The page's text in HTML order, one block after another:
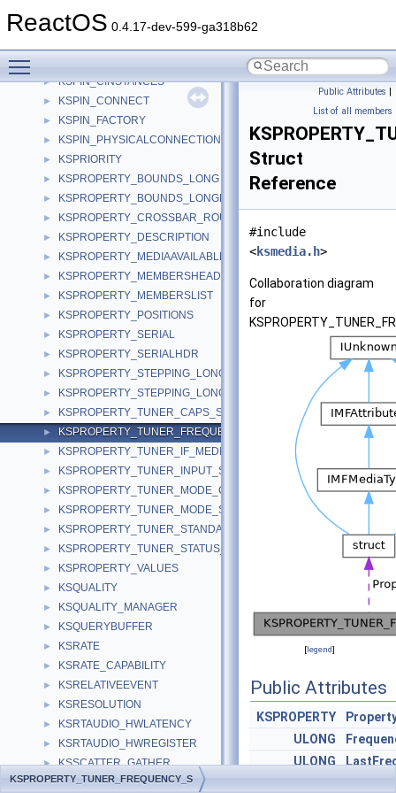
ReactOS 0.4.17-dev-599-ga318b62
► KSPCACHE_FILTER_HEADER
► KSPIN_CINSTANCES
► KSPIN_CONNECT
► KSPIN_FACTORY
► KSPIN_PHYSICALCONNECTION
► KSPRIORITY
► KSPROPERTY_BOUNDS_LONG
► KSPROPERTY_BOUNDS_LONGLONG
► KSPROPERTY_CROSSBAR_ROUTE_S
► KSPROPERTY_DESCRIPTION
► KSPROPERTY_MEDIAAVAILABLE
► KSPROPERTY_MEMBERSHEADER
► KSPROPERTY_MEMBERSLIST
► KSPROPERTY_POSITIONS
► KSPROPERTY_SERIAL
► KSPROPERTY_SERIALHDR
► KSPROPERTY_STEPPING_LONG
► KSPROPERTY_STEPPING_LONGLONG
► KSPROPERTY_TUNER_CAPS_S
► KSPROPERTY_TUNER_FREQUENCY_S
► KSPROPERTY_TUNER_IF_MEDIUM_S
► KSPROPERTY_TUNER_INPUT_S
► KSPROPERTY_TUNER_MODE_CAPS_S
► KSPROPERTY_TUNER_MODE_S
► KSPROPERTY_TUNER_STANDARD_S
► KSPROPERTY_TUNER_STATUS_S
► KSPROPERTY_VALUES
► KSQUALITY
► KSQUALITY_MANAGER
► KSQUERYBUFFER
► KSRATE
► KSRATE_CAPABILITY
► KSRELATIVEEVENT
► KSRESOLUTION
► KSRTAUDIO_HWLATENCY
► KSRTAUDIO_HWREGISTER
► KSSCATTER_GATHER
► KSSTREAM_DATA
Public Attributes |
List of all members
Struct
Reference
#include
<ksmedia.h>
Collaboration diagram
for
[legend]
Public Attributes
KSPROPERTY
ULONG
ULONG
KSPROPERTY_TUNER_FREQUENCY_S